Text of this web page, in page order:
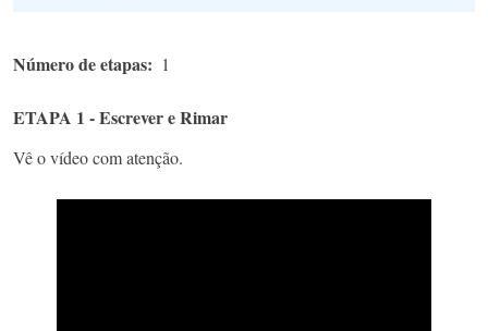
Número de etapas 1
ETAPA 1 - Escrever e Rimar
Vê o vídeo com atenção.